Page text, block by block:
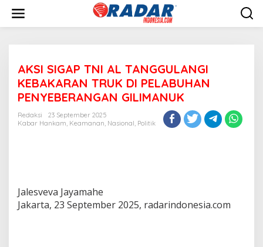
w
AKSI SIGAP TNI AL TANGGULANGI
KEBAKARAN TRUK DI PELABUHAN
PENYEBERANGAN GILIMANUK
Redaksi
23 September 2025
Kabar Hankam, Keamanan, Nasional, Politik
Jalesveva Jayamahe
Jakarta, 23 September 2025, radarindonesia.com